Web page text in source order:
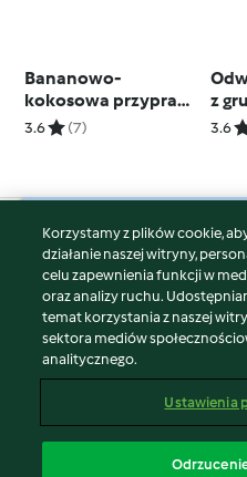
Bananowo-
kokosowa przyprawa
BBQ
3.6 (7)
z
3.6
© Copyright 2026
Warunki korzystania
Polityka prywatności
Disclaimer
Znak wydawcy
Zgłoś treść
Korzystamy z plików cookie,
działanie naszej witryny,
celu zapewnienia funkcji w
oraz analizy ruchu.
temat korzystania z naszej
sektora mediów
analitycznego.
Ustawienia